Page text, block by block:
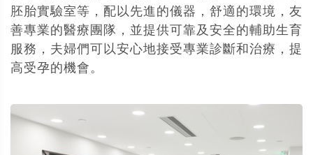
胚胎實驗室等，配以先進的儀器，舒適的環境，友
善專業的醫療團隊，並提供可靠及安全的輔助生育
服務，夫婦們可以安心地接受專業診斷和治療，提
高受孕的機會。